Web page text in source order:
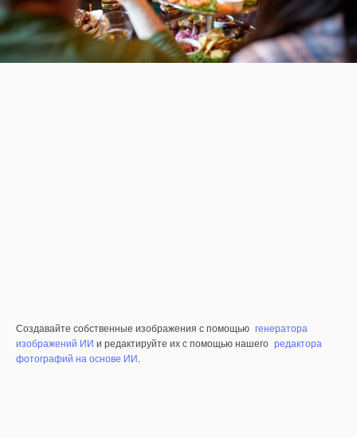
Создавайте собственные изображения с помощью генератора
изображений ИИ и редактируйте их с помощью нашего редактора
фотографий на основе ИИ.